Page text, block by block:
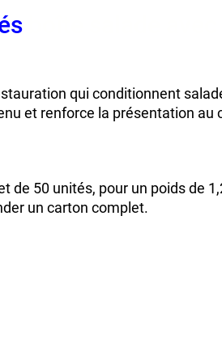
qui conditionnent
et renforce la présentation au
de 50 unités, pour un poids de
un carton complet.